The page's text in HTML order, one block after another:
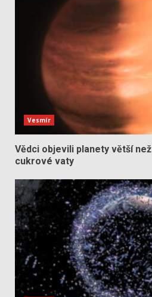
Vesmír
Vědci objevili planety větší
cukrové vaty